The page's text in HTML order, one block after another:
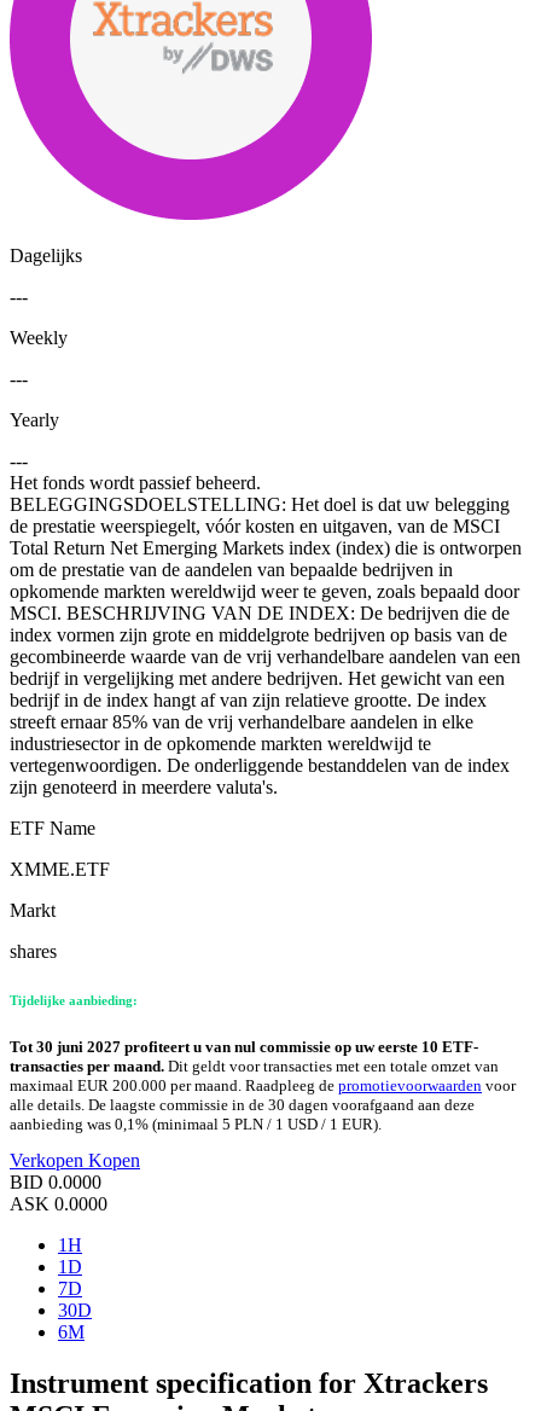
Dagelijks
---
Weekly
---
Yearly
---
Het fonds wordt passief beheerd.
BELEGGINGSDOELSTELLING: Het doel is dat uw belegging
de prestatie weerspiegelt, vóór kosten en uitgaven, van de MSCI
Total Return Net Emerging Markets index (index) die is ontworpen
om de prestatie van de aandelen van bepaalde bedrijven in
opkomende markten wereldwijd weer te geven, zoals bepaald door
MSCI. BESCHRIJVING VAN DE INDEX: De bedrijven die de
index vormen zijn grote en middelgrote bedrijven op basis van de
gecombineerde waarde van de vrij verhandelbare aandelen van een
bedrijf in vergelijking met andere bedrijven. Het gewicht van een
bedrijf in de index hangt af van zijn relatieve grootte. De index
streeft ernaar 85% van de vrij verhandelbare aandelen in elke
industriesector in de opkomende markten wereldwijd te
vertegenwoordigen. De onderliggende bestanddelen van de index
zijn genoteerd in meerdere valuta's.
ETF Name
XMME.ETF
Markt
shares
Tijdelijke aanbieding:
Tot 30 juni 2027 profiteert u van nul commissie op uw eerste 10 ETF-
transacties per maand. Dit geldt voor transacties met een totale omzet van
maximaal EUR 200.000 per maand. Raadpleeg de promotievoorwaarden voor
alle details. De laagste commissie in de 30 dagen voorafgaand aan deze
aanbieding was 0,1% (minimaal 5 PLN / 1 USD / 1 EUR).
Verkopen Kopen
BID 0.0000
ASK 0.0000
1H
1D
7D
30D
6M
Instrument specification for Xtrackers